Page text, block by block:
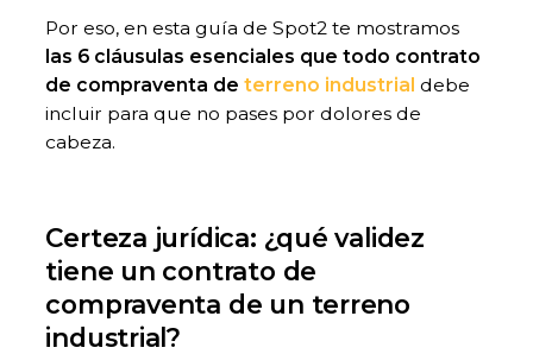
Por eso, en esta guía de Spot2 te mostramos
las 6 cláusulas esenciales que todo contrato
de compraventa deterreno industrial debe
incluir para que no pases por dolores de
cabeza.
Certeza jurídica: ¿qué validez
tiene un contrato de
compraventa de un terreno
industrial?